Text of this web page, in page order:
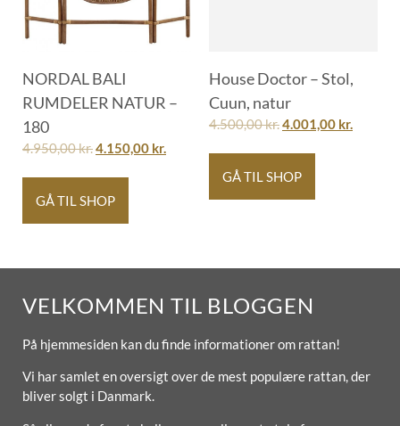
NORDAL BALI
RUMDELER NATUR –
180
4.950,00kr.4.150,00 kr.
GÅ TIL SHOP
House Doctor – Stol,
Cuun, natur
4.500,00kr.4.001,00 kr.
GÅ TIL SHOP
VELKOMMEN TIL BLOGGEN
På hjemmesiden kan du finde informationer om rattan!
Vi har samlet en oversigt over de mest populære rattan, der
bliver solgt i Danmark.